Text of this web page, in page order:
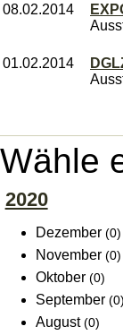
08.02.2014
01.02.2014
Wähle
2020
Dezember (0)
November (0)
Oktober (0)
September (0)
August (0)